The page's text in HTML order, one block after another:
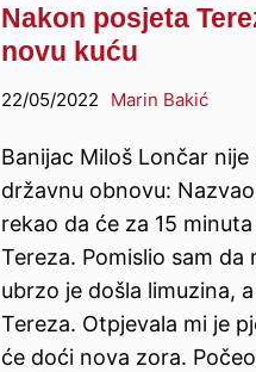
Nakon posjeta
novu kuću
22/05/2022 Marin Bakić
Banijac Miloš Lončar
državnu obnovu:
rekao da će za 15
Tereza. Pomislio sam da
ubrzo je došla limuzina,
Tereza. Otpjevala mi je
će doći nova zora.